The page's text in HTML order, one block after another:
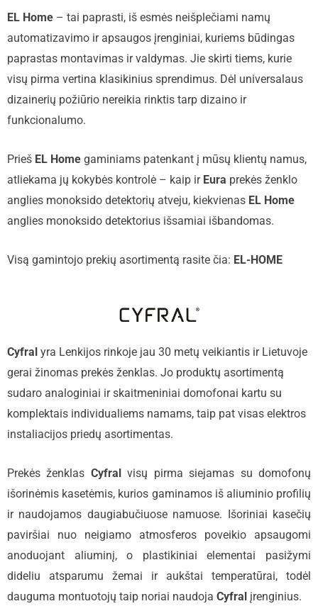
EL Home – tai paprasti, iš esmės neišplečiami namų
automatizavimo ir apsaugos įrenginiai, kuriems būdingas
paprastas montavimas ir valdymas. Jie skirti tiems, kurie
visų pirma vertina klasikinius sprendimus. Dėl universalaus
dizainerių požiūrio nereikia rinktis tarp dizaino ir
funkcionalumo.
Prieš EL Home gaminiams patenkant į mūsų klientų namus,
atliekama jų kokybės kontrolė – kaip ir Eura prekės ženklo
anglies monoksido detektorių atveju, kiekvienas EL Home
anglies monoksido detektorius išsamiai išbandomas.
Visą gamintojo prekių asortimentą rasite čia: EL-HOME
Cyfral yra Lenkijos rinkoje jau 30 metų veikiantis ir Lietuvoje
gerai žinomas prekės ženklas. Jo produktų asortimentą
sudaro analoginiai ir skaitmeniniai domofonai kartu su
komplektais individualiems namams, taip pat visas elektros
instaliacijos priedų asortimentas.
Prekės ženklas Cyfralvisų pirma siejamas su domofonų
išorinėmis kasetėmis, kurios gaminamos iš aliuminio profilių
ir naudojamos daugiabučiuose namuose. Išoriniai kasečių
paviršiai nuo neigiamo atmosferos poveikio apsaugomi
anoduojant aliuminį, o plastikiniai elementai pasižymi
dideliu atsparumu žemai ir aukštai temperatūrai, todėl
dauguma montuotojų taip noriai naudoja Cyfral įrenginius.